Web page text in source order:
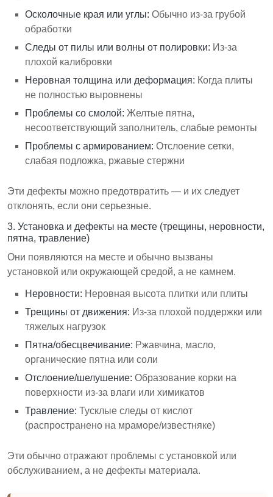
Осколочные края или углы: Обычно из-за грубой
обработки
Следы от пилы или волны от полировки: Из-за
плохой калибровки
Неровная толщина или деформация: Когда плиты
не полностью выровнены
Проблемы со смолой: Желтые пятна,
несоответствующий заполнитель, слабые ремонты
Проблемы с армированием: Отслоение сетки,
слабая подложка, ржавые стержни
Эти дефекты можно предотвратить — и их следует
отклонять, если они серьезные.
3. Установка и дефекты на месте (трещины, неровности,
пятна, травление)
Они появляются на месте и обычно вызваны
установкой или окружающей средой, а не камнем.
Неровности: Неровная высота плитки или плиты
Трещины от движения: Из-за плохой поддержки или
тяжелых нагрузок
Пятна/обесцвечивание: Ржавчина, масло,
органические пятна или соли
Отслоение/шелушение: Образование корки на
поверхности из-за влаги или химикатов
Травление: Тусклые следы от кислот
(распространено на мраморе/известняке)
Эти обычно отражают проблемы с установкой или
обслуживанием, а не дефекты материала.